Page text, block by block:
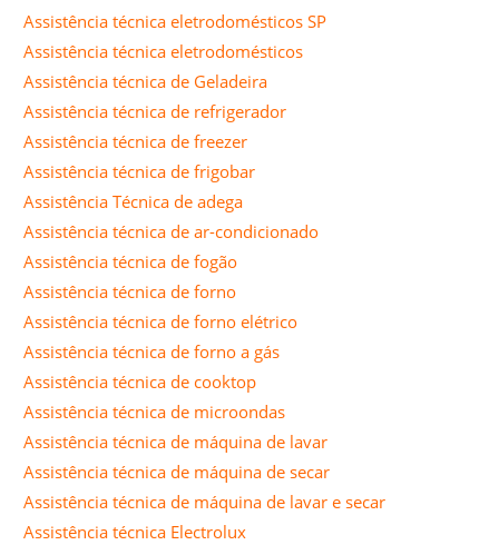
Assistência técnica eletrodomésticos SP
Assistência técnica eletrodomésticos
Assistência técnica de Geladeira
Assistência técnica de refrigerador
Assistência técnica de freezer
Assistência técnica de frigobar
Assistência Técnica de adega
Assistência técnica de ar-condicionado
Assistência técnica de fogão
Assistência técnica de forno
Assistência técnica de forno elétrico
Assistência técnica de forno a gás
Assistência técnica de cooktop
Assistência técnica de microondas
Assistência técnica de máquina de lavar
Assistência técnica de máquina de secar
Assistência técnica de máquina de lavar e secar
Assistência técnica Electrolux